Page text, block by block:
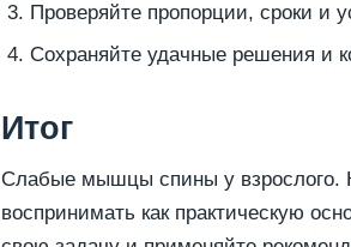
Проверяйте пропорции, сроки и
Сохраняйте удачные решения и
Итог
Слабые мышцы спины у взрослого.
воспринимать как практическую